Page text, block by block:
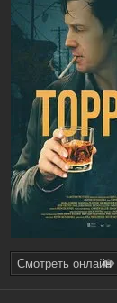
Смотреть онлайн